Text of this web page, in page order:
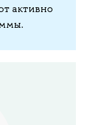
активно